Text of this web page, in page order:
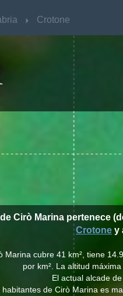
Crotone
Cirò Marina pertenece
Crotone y
Marina cubre 41 km², tiene
por km². La altitud
El actual alcade
habitantes de Cirò Marina es
Crotone